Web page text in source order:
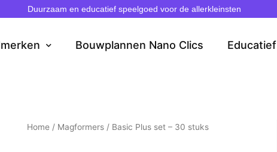
Duurzaam en educatief speelgoed voor de allerkleinsten
Bouwplannen Nano Clics Educatief
Home/ Magformers/ Basic Plus set – 30 stuks